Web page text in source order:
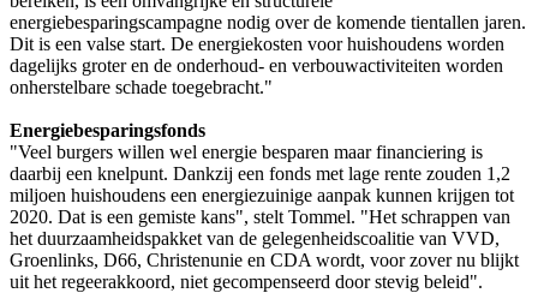
energiebesparingscampagne nodig over de komende tientallen jaren.
Dit is een valse start. De energiekosten voor huishoudens worden
dagelijks groter en de onderhoud- en verbouwactiviteiten worden
onherstelbare schade toegebracht."
Energiebesparingsfonds
"Veel burgers willen wel energie besparen maar financiering is
daarbij een knelpunt. Dankzij een fonds met lage rente zouden 1,2
miljoen huishoudens een energiezuinige aanpak kunnen krijgen tot
2020. Dat is een gemiste kans", stelt Tommel. "Het schrappen van
het duurzaamheidspakket van de gelegenheidscoalitie van VVD,
Groenlinks, D66, Christenunie en CDA wordt, voor zover nu blijkt
uit het regeerakkoord, niet gecompenseerd door stevig beleid".